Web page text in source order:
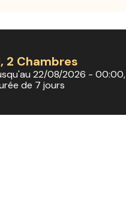
2 Chambres
22/08/2026 - 00:00,
de 7 jours